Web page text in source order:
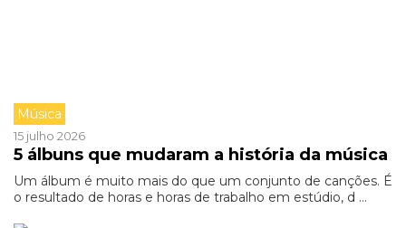
Música
15 julho 2026
5 álbuns que mudaram a história da música
Um álbum é muito mais do que um conjunto de canções. É
o resultado de horas e horas de trabalho em estúdio, d ...